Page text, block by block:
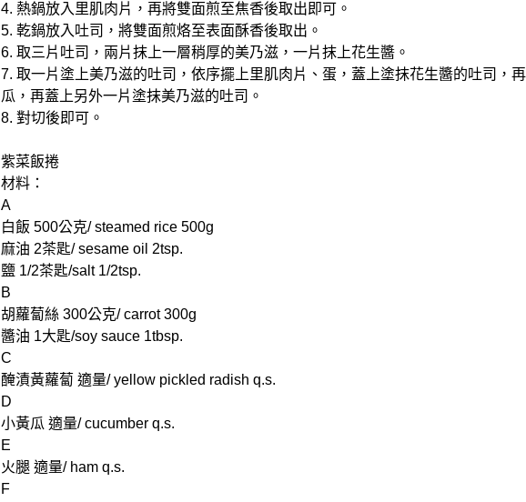
4. 熱鍋放入里肌肉片，再將雙面煎至焦香後取出即可。
5. 乾鍋放入吐司，將雙面煎烙至表面酥香後取出。
6. 取三片吐司，兩片抹上一層稍厚的美乃滋，一片抹上花生醬。
7. 取一片塗上美乃滋的吐司，依序擺上里肌肉片、蛋，蓋上塗抹花生醬的吐司，
瓜，再蓋上另外一片塗抹美乃滋的吐司。
8. 對切後即可。
紫菜飯捲
材料：
A
白飯 500公克/ steamed rice 500g
麻油 2茶匙/ sesame oil 2tsp.
鹽 1/2茶匙/salt 1/2tsp.
B
胡蘿蔔絲 300公克/ carrot 300g
醬油 1大匙/soy sauce 1tbsp.
C
醃漬黃蘿蔔 適量/ yellow pickled radish q.s.
D
小黃瓜 適量/ cucumber q.s.
E
火腿 適量/ ham q.s.
F